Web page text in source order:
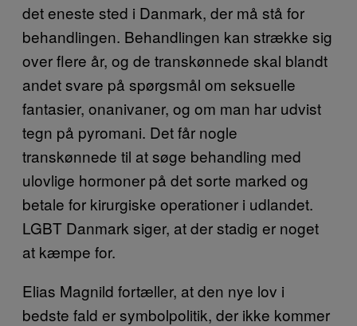
det eneste sted i Danmark, der må stå for
behandlingen. Behandlingen kan strække sig
over flere år, og de transkønnede skal blandt
andet svare på spørgsmål om seksuelle
fantasier, onanivaner, og om man har udvist
tegn på pyromani. Det får nogle
transkønnede til at søge behandling med
ulovlige hormoner på det sorte marked og
betale for kirurgiske operationer i udlandet.
LGBT Danmark siger, at der stadig er noget
at kæmpe for.
Elias Magnild fortæller, at den nye lov i
bedste fald er symbolpolitik, der ikke kommer